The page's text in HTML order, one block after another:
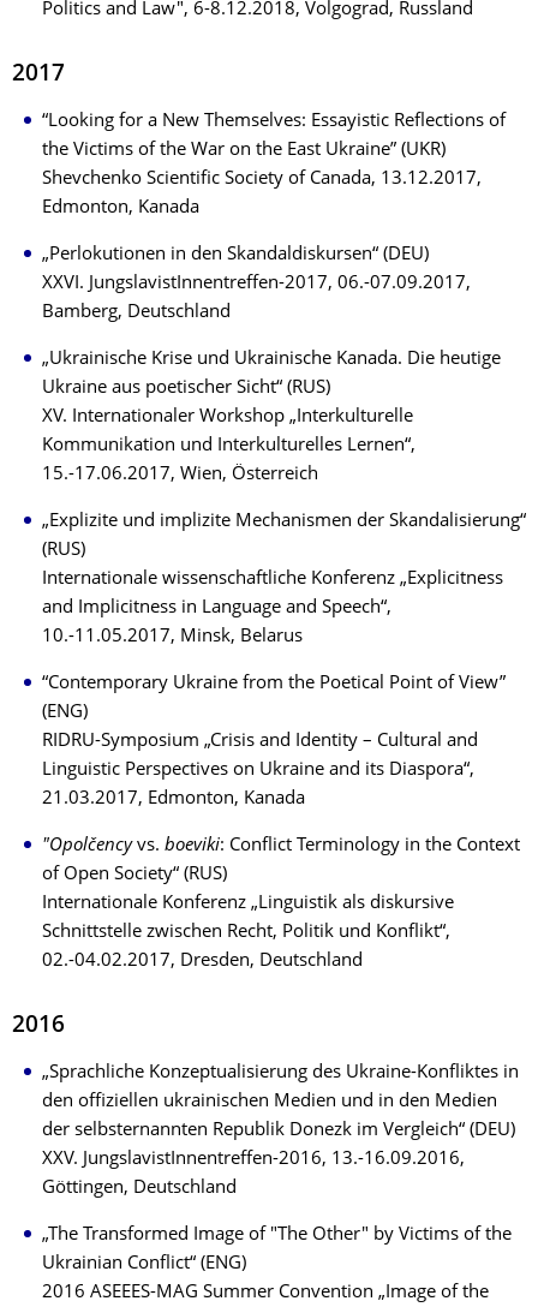
Politics and Law", 6-8.12.2018, Volgograd, Russland
2017
“Looking for a New Themselves: Essayistic Reflections of
the Victims of the War on the East Ukraine” (UKR)
Shevchenko Scientific Society of Canada, 13.12.2017,
Edmonton, Kanada
„Perlokutionen in den Skandaldiskursen“ (DEU)
XXVI. JungslavistInnentreffen-2017, 06.-07.09.2017,
Bamberg, Deutschland
„Ukrainische Krise und Ukrainische Kanada. Die heutige
Ukraine aus poetischer Sicht“ (RUS)
XV. Internationaler Workshop „Interkulturelle
Kommunikation und Interkulturelles Lernen“,
15.-17.06.2017, Wien, Österreich
„Explizite und implizite Mechanismen der Skandalisierung“
(RUS)
Internationale wissenschaftliche Konferenz „Explicitness
and Implicitness in Language and Speech“,
10.-11.05.2017, Minsk, Belarus
“Contemporary Ukraine from the Poetical Point of View”
(ENG)
RIDRU-Symposium „Crisis and Identity – Cultural and
Linguistic Perspectives on Ukraine and its Diaspora“,
21.03.2017, Edmonton, Kanada
"Opolčencyvs. boeviki: Conflict Terminology in the Context
of Open Society“ (RUS)
Internationale Konferenz „Linguistik als diskursive
Schnittstelle zwischen Recht, Politik und Konflikt“,
02.-04.02.2017, Dresden, Deutschland
2016
„Sprachliche Konzeptualisierung des Ukraine-Konfliktes in
den offiziellen ukrainischen Medien und in den Medien
der selbsternannten Republik Donezk im Vergleich“ (DEU)
XXV. JungslavistInnentreffen-2016, 13.-16.09.2016,
Göttingen, Deutschland
„The Transformed Image of "The Other" by Victims of the
Ukrainian Conflict“ (ENG)
2016 ASEEES-MAG Summer Convention „Image of the